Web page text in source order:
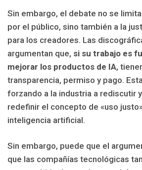
Sin embargo, el debate no se
por el público, sino también a la
para los creadores. Las
argumentan que, si su trabajo es
mejorar los productos de IA,
transparencia, permiso y pago.
forzando a la industria a rediscutir
redefinir el concepto de «uso
inteligencia artificial.
Sin embargo, puede que el
que las compañías tecnológicas